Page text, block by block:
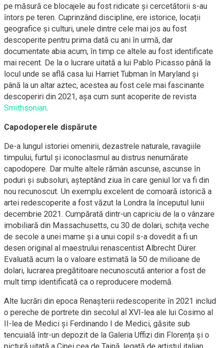
pe măsură ce blocajele au fost ridicate și cercetătorii s-au
întors pe teren. Cuprinzând discipline, ere istorice, locații
geografice și culturi, unele dintre cele mai jos au fost
descoperite pentru prima dată cu ani în urmă, dar
documentate abia acum, în timp ce altele au fost identificate
mai recent. De la o lucrare uitată a lui Pablo Picasso până la
locul unde se află casa lui Harriet Tubman în Maryland și
până la un altar aztec, acestea au fost cele mai fascinante
descoperiri din 2021, așa cum sunt acoperite de revista
Smithsonian.
Capodoperele dispărute
De-a lungul istoriei omenirii, dezastrele naturale, ravagiile
timpului, furtul și iconoclasmul au distrus nenumărate
capodopere. Dar multe altele rămân ascunse, ascunse în
poduri și subsoluri, așteptând ziua în care geniul lor va fi din
nou recunoscut. Un exemplu excelent de comoară istorică a
artei redescoperite a fost văzut la Londra la începutul lunii
decembrie 2021. Cumpărată dintr-un capriciu de la o vânzare
imobiliară din Massachusetts, cu 30 de dolari, schița veche
de secole a unei mame și a unui copil s-a dovedit a fi un
desen original al maestrului renascentist Albrecht Dürer.
Evaluată acum la o valoare estimată la 50 de milioane de
dolari, lucrarea pregătitoare necunoscută anterior a fost de
mult timp identificată ca o reproducere modernă.
Alte lucrări din epoca Renașterii redescoperite în 2021 includ
o pereche de portrete din secolul al XVI-lea ale lui Cosimo al
II-lea de Medici și Ferdinando I de Medici, găsite sub
tencuială într-un depozit de la Galeria Uffizi din Florența și o